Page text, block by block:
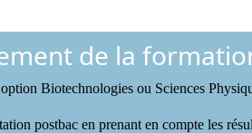
de la
Biotechnologies ou Sciences
postbac en prenant en compte les